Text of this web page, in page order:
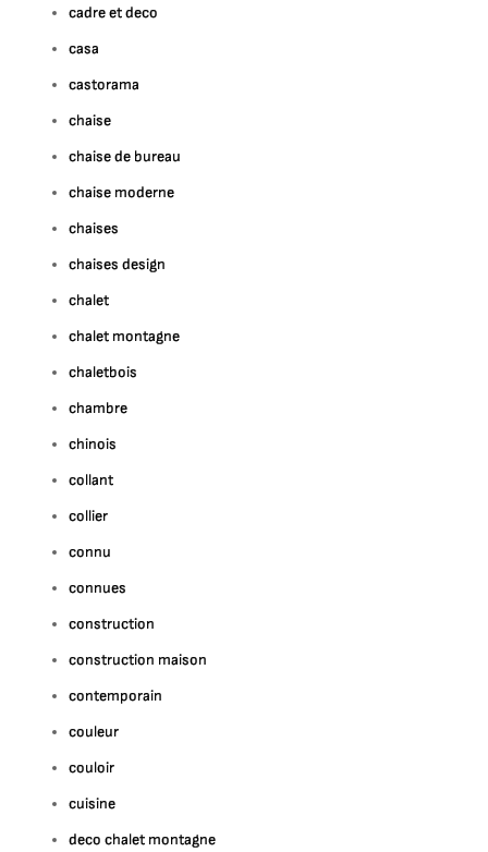
cadre et deco
casa
castorama
chaise
chaise de bureau
chaise moderne
chaises
chaises design
chalet
chalet montagne
chaletbois
chambre
chinois
collant
collier
connu
connues
construction
construction maison
contemporain
couleur
couloir
cuisine
deco chalet montagne